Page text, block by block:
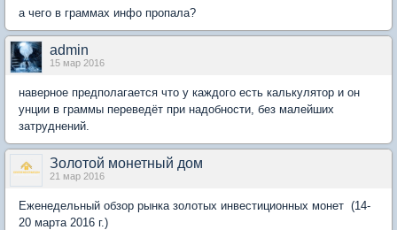
а чего в граммах инфо пропала?
admin
15 мар 2016
наверное предполагается что у каждого есть калькулятор и он
унции в граммы переведёт при надобности, без малейших
затруднений.
Золотой монетный дом
21 мар 2016
Еженедельный обзор рынка золотых инвестиционных монет (14-
20 марта 2016 г.)